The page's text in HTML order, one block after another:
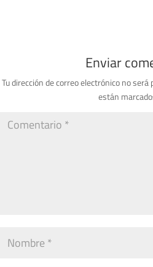
Enviar
Tu dirección de correo electrónico no será
están